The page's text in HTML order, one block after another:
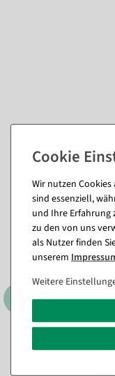
Passende
Nachhaltiges
Wir nutzen Cookies
sind essenziell,
und Ihre Erfahrung
zu den von uns
als Nutzer finden
unserem
Weitere